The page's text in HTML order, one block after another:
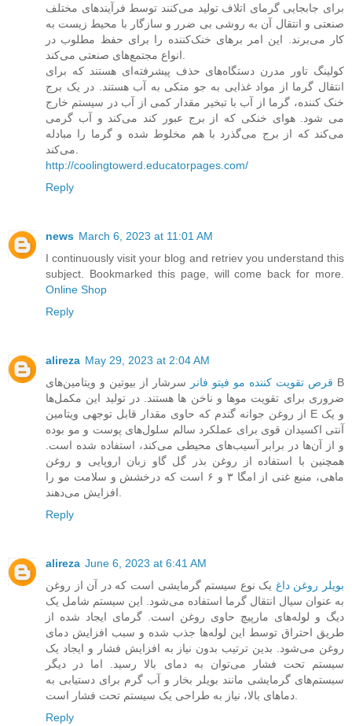
برای جابجایی گرمای اتلاف تولید می‌کنند توسط فرآیندهای مختلف
صنعتی و انتقال آن به روشی بی ضرر و سازگار با محیط زیست به
کار می‌برند. این امر برهای خنک‌کننده را برای حفظ مطلوب در
انواع مجتمع‌های صنعتی می‌کند.
کولینگ تاور مدرن دستگاه‌های حذف پیشرفته‌ای هستند که برای
انتقال گرما از مواد غذایی به جو متکی به آب هستند. در یک برج
خنک کننده، گرما از آب با تبخیر مقدار کمی از آب در سیستم خارج
می شود. هوای خنکی که از برج عبور کند می‌کند و آب گرمی
می‌کند که از برج می‌گذرد با هم مخلوط شده و گرما را مبادله
می‌کند.
http://coolingtowerd.educatorpages.com/
Reply
news March 6, 2023 at 11:01 AM
I continuously visit your blog and retriev you understand this
subject. Bookmarked this page, will come back for more.
Online Shop
Reply
alireza May 29, 2023 at 2:04 AM
قرص تقویت کننده مو فیتو فانر
سرشار از بیوتین و ویتامین‌های B
ضروری برای تقویت موها و ناخن ها هستند. در تولید این مکمل‌ها
از روغن جوانه گندم که حاوی مقدار قابل توجهی ویتامین E و یک
آنتی اکسیدان قوی برای عملکرد سالم سلول‌های پوست و مو بوده
و از آن‌ها در برابر آسیب‌های محیطی می‌کند، استفاده شده است.
همچنین با استفاده از روغن بذر گل گاو زبان اروپایی و روغن
ماهی، منبع غنی از امگا ۳ و ۶ است که درخشش و سلامت مو را
افزایش می‌دهند.
Reply
alireza June 6, 2023 at 6:41 AM
بویلر روغن داغ یک نوع سیستم گرمایشی است که در آن از روغن
به عنوان سیال انتقال گرما استفاده می‌شود. این سیستم شامل یک
دیگ و لوله‌های مارپیچ حاوی روغن است. گرمای ایجاد شده از
طریق احتراق توسط این لوله‌ها جذب شده و سبب افزایش دمای
روغن می‌شود. بدین ترتیب بدون نیاز به افزایش فشار و ایجاد یک
سیستم تحت فشار می‌توان به دمای بالا رسید. اما در دیگر
سیستم‌های گرمایشی مانند بویلر بخار و آب گرم برای دستیابی به
دماهای بالا، نیاز به طراحی یک سیستم تحت فشار است.
Reply